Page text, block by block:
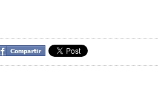
Compartir